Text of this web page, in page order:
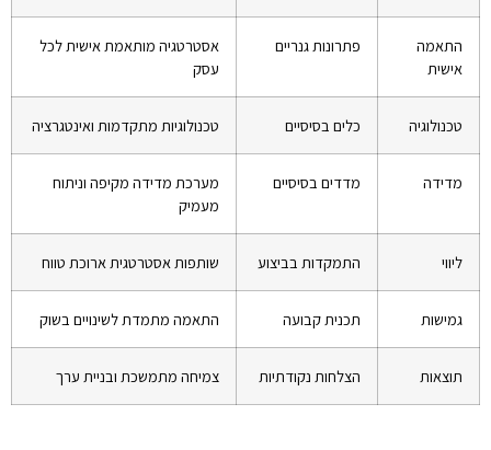
התאמה
אישית
פתרונות גנריים
אסטרטגיה מותאמת אישית לכל
עסק
טכנולוגיה כלים בסיסיים טכנולוגיות מתקדמות ואינטגרציה
מדידה מדדים בסיסיים
מערכת מדידה מקיפה וניתוח
מעמיק
ליווי התמקדות בביצוע שותפות אסטרטגית ארוכת טווח
גמישות תכנית קבועה התאמה מתמדת לשינויים בשוק
תוצאות הצלחות נקודתיות צמיחה מתמשכת ובניית ערך